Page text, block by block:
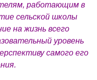
работающим в
сельской школы
на жизнь всего
уровень
самого его